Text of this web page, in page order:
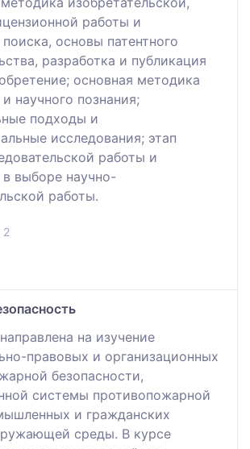
работы и
основы патентного
разработка и публикация
основная методика
научного познания;
подходы и
исследования; этап
работы и
в выборе научно-
работы.
2
на изучение
правовых и организационных
безопасности,
системы противопожарной
и гражданских
среды. В курсе